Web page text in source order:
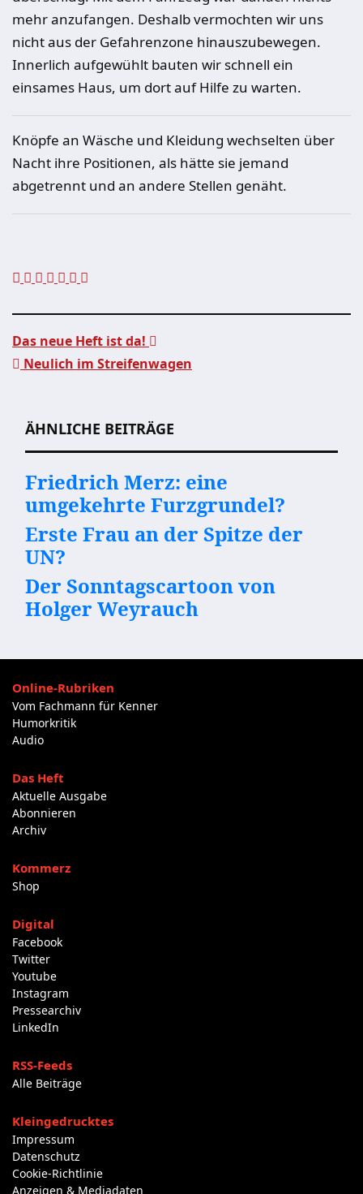
mehr anzufangen. Deshalb vermochten wir uns
nicht aus der Gefahrenzone hinauszubewegen.
Innerlich aufgewühlt bauten wir schnell ein
einsames Haus, um dort auf Hilfe zu warten.
Knöpfe an Wäsche und Kleidung wechselten über
Nacht ihre Positionen, als hätte sie jemand
abgetrennt und an andere Stellen genäht.
Das neue Heft ist da!
Neulich im Streifenwagen
ÄHNLICHE BEITRÄGE
Friedrich Merz: eine
umgekehrte Furzgrundel?
Erste Frau an der Spitze der
UN?
Der Sonntagscartoon von
Holger Weyrauch
Online-Rubriken
Vom Fachmann für Kenner
Humorkritik
Audio
Das Heft
Aktuelle Ausgabe
Abonnieren
Archiv
Kommerz
Shop
Digital
Facebook
Twitter
Youtube
Instagram
Pressearchiv
LinkedIn
RSS-Feeds
Alle Beiträge
Kleingedrucktes
Impressum
Datenschutz
Cookie-Richtlinie
Anzeigen & Mediadaten